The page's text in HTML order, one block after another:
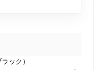
ック）